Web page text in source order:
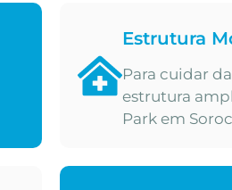
Estrutura
Para cuidar
estrutura
Park em